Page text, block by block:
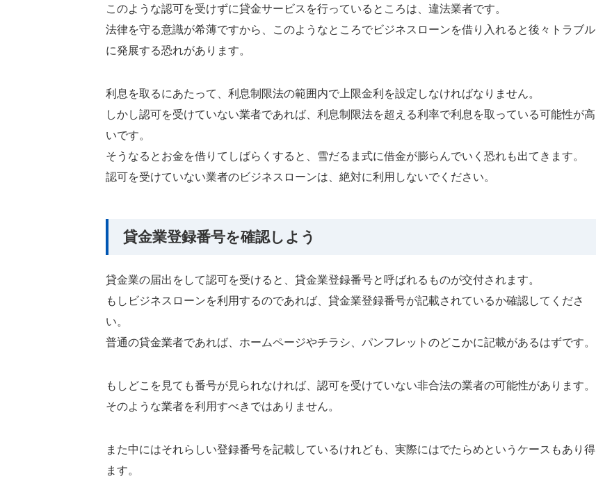
このような認可を受けずに貸金サービスを行っているところは、違法業者です。
法律を守る意識が希薄ですから、このようなところでビジネスローンを借り入れると後々トラブル
に発展する恐れがあります。
利息を取るにあたって、利息制限法の範囲内で上限金利を設定しなければなりません。
しかし認可を受けていない業者であれば、利息制限法を超える利率で利息を取っている可能性が高
いです。
そうなるとお金を借りてしばらくすると、雪だるま式に借金が膨らんでいく恐れも出てきます。
認可を受けていない業者のビジネスローンは、絶対に利用しないでください。
貸金業登録番号を確認しよう
貸金業の届出をして認可を受けると、貸金業登録番号と呼ばれるものが交付されます。
もしビジネスローンを利用するのであれば、貸金業登録番号が記載されているか確認してくださ
い。
普通の貸金業者であれば、ホームページやチラシ、パンフレットのどこかに記載があるはずです。
もしどこを見ても番号が見られなければ、認可を受けていない非合法の業者の可能性があります。
そのような業者を利用すべきではありません。
また中にはそれらしい登録番号を記載しているけれども、実際にはでたらめというケースもあり得
ます。